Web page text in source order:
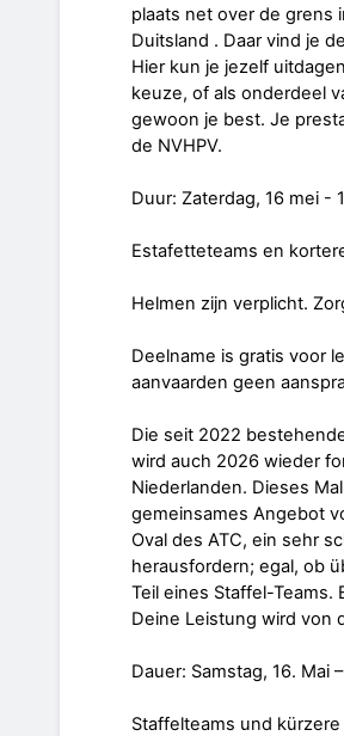
plaats net over de grens
Duitsland . Daar vind je
Hier kun je jezelf
keuze, of als onderdeel
gewoon je best. Je
de NVHPV.
Duur: Zaterdag, 16 mei -
Estafetteteams en
Helmen zijn verplicht.
Deelname is gratis voor
aanvaarden geen
Die seit 2022
wird auch 2026 wieder
Niederlanden. Dieses
gemeinsames Angebot
Oval des ATC, ein sehr
herausfordern; egal, ob
Teil eines Staffel-
Deine Leistung wird von
Dauer: Samstag, 16. Mai
Staffelteams und